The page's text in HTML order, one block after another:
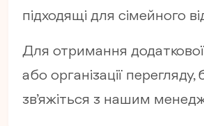
підходящі для сімейного
Для отримання додаткової
або організації перегляду,
зв’яжіться з нашим